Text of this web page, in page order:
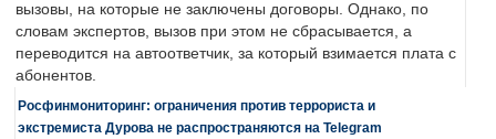
вызовы, на которые не заключены договоры. Однако, по
словам экспертов, вызов при этом не сбрасывается, а
переводится на автоответчик, за который взимается плата с
абонентов.
Росфинмониторинг: ограничения против террориста и
экстремиста Дурова не распространяются на Telegram